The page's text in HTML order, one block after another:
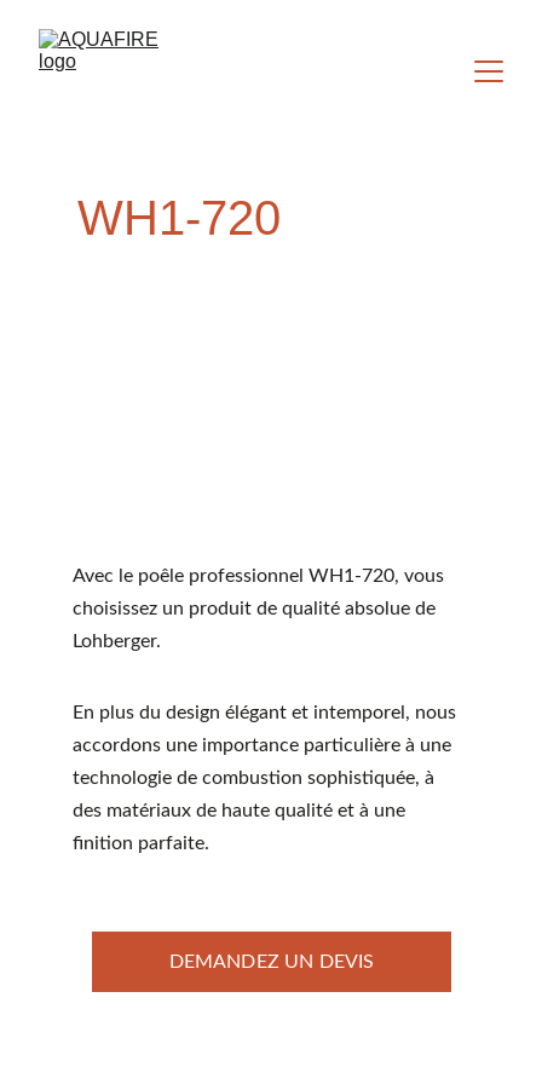
WH1-720
Avec le poêle professionnel WH1-720, vous
choisissez un produit de qualité absolue de
Lohberger.
En plus du design élégant et intemporel, nous
accordons une importance particulière à une
technologie de combustion sophistiquée, à
des matériaux de haute qualité et à une
finition parfaite.
DEMANDEZ UN DEVIS